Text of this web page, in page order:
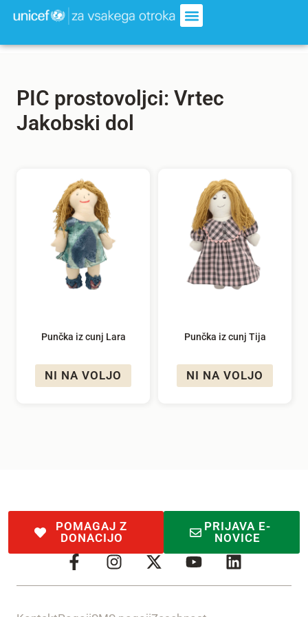
PIC prostovoljci: Vrtec
Jakobski dol
Punčka iz cunj Lara
NI NA VOLJO
Punčka iz cunj Tija
NI NA VOLJO
POMAGAJ Z
DONACIJO
PRIJAVA E-
NOVICE